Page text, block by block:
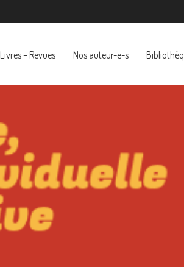
Livres – Revues Nos auteur-e-s